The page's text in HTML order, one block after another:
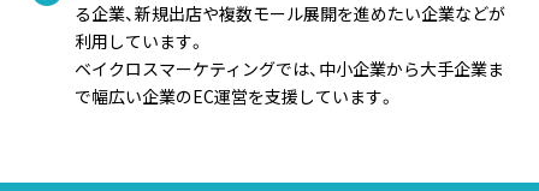
る企業、新規出店や複数モール展開を進めたい企業などが
利用しています。
ベイクロスマーケティングでは、中小企業から大手企業ま
で幅広い企業のEC運営を支援しています。